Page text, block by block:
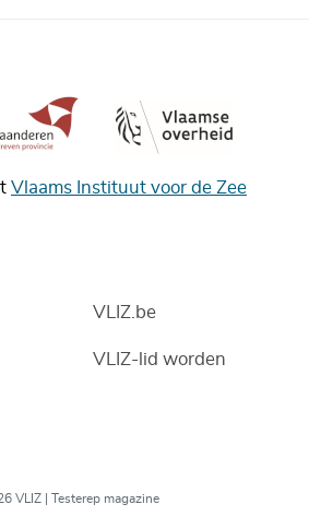
Vlaams Instituut voor de Zee
VLIZ.be
VLIZ-lid worden
VLIZ | Testerep magazine